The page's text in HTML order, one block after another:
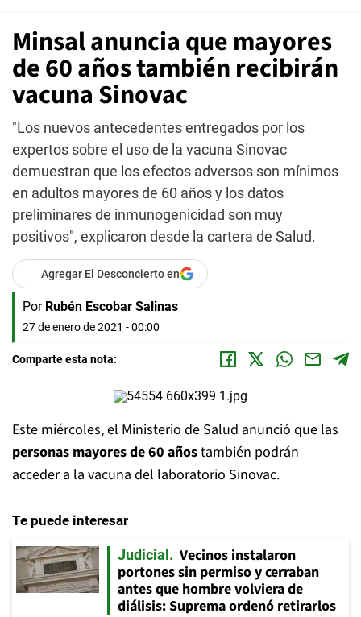
Minsal anuncia que mayores
de 60 años también recibirán
vacuna Sinovac
"Los nuevos antecedentes entregados por los
expertos sobre el uso de la vacuna Sinovac
demuestran que los efectos adversos son mínimos
en adultos mayores de 60 años y los datos
preliminares de inmunogenicidad son muy
positivos", explicaron desde la cartera de Salud.
Agregar El Desconcierto en
Por Rubén Escobar Salinas
27 de enero de 2021 - 00:00
Comparte esta nota:
Este miércoles, el Ministerio de Salud anunció que las
personas mayores de 60 añostambién podrán
acceder a la vacuna del laboratorio Sinovac.
Te puede interesar
Judicial
Vecinos instalaron
portones sin permiso y cerraban
antes que hombre volviera de
diálisis: Suprema ordenó retirarlos